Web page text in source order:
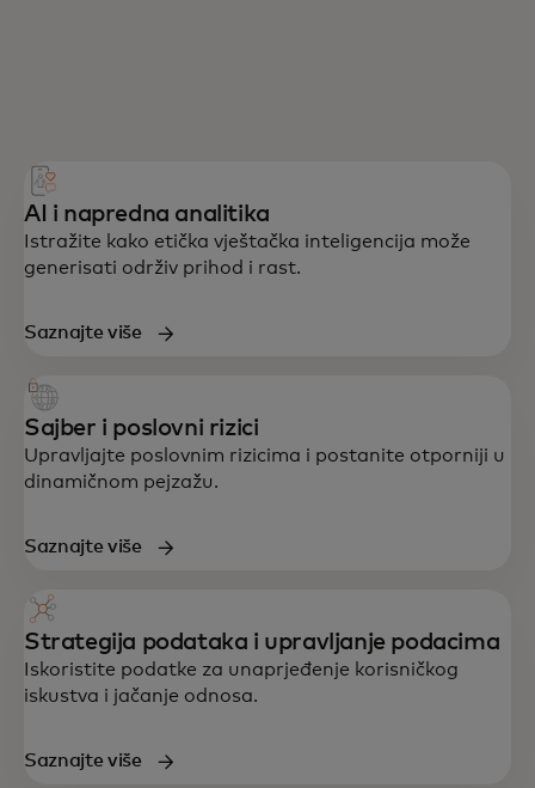
AI i napredna analitika
Istražite kako etička vještačka inteligencija može
generisati održiv prihod i rast.
Saznajte više
Sajber i poslovni rizici
Upravljajte poslovnim rizicima i postanite otporniji u
dinamičnom pejzažu.
Saznajte više
Strategija podataka i upravljanje podacima
Iskoristite podatke za unaprjeđenje korisničkog
iskustva i jačanje odnosa.
Saznajte više